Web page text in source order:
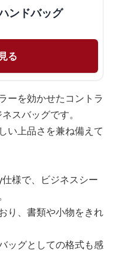
ンドバッグ
る
ーを効かせたコントラ
スバッグです。
い上品さを兼ね備えて
様で、ビジネスシー
り、書類や小物をきれ
ッグとしての格式も感